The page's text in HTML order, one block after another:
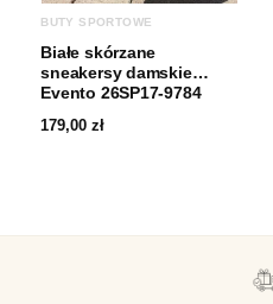
BUTY SPORTOWE
Białe skórzane
sneakersy damskie
Evento 26SP17-9784
179,00zł